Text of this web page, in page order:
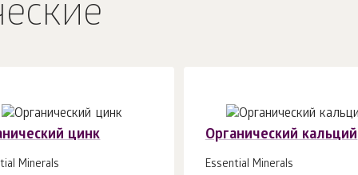
цинк
Minerals
Органический кальций
Essential Minerals